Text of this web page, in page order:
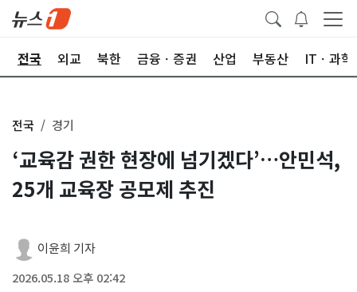
전국 외교 북한 금융ㆍ증권 산업 부동산 ITㆍ과학
전국 경기
‘교육감 권한 현장에 넘기겠다’…안민석,
25개 교육장 공모제 추진
이윤희 기자
2026.05.18 오후 02:42